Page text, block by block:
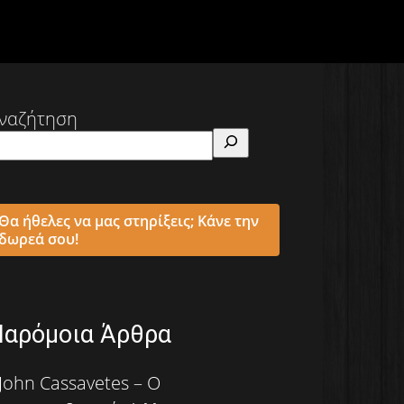
ήθελες να μας στηρίξεις; Κάνε την
σου!
Άρθρα
Cassavetes – Ο